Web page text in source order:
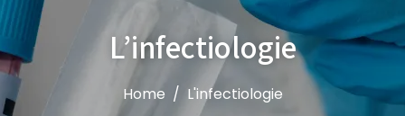
L’infectiologie
Home L'infectiologie